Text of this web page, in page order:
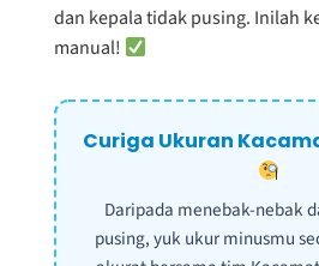
dan kepala tidak pusing. Inilah
manual!
Curiga Ukuran
Daripada menebak-nebak
pusing, yuk ukur minusmu